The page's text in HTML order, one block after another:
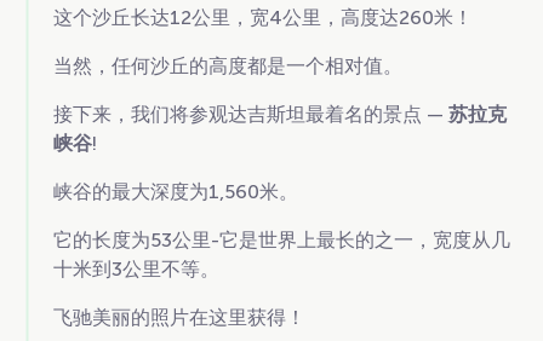
这个沙丘长达12公里，宽4公里，高度达260米！
当然，任何沙丘的高度都是一个相对值。
接下来，我们将参观达吉斯坦最着名的景点 — 苏拉克
峡谷!
峡谷的最大深度为1,560米。
它的长度为53公里-它是世界上最长的之一，宽度从几
十米到3公里不等。
飞驰美丽的照片在这里获得！